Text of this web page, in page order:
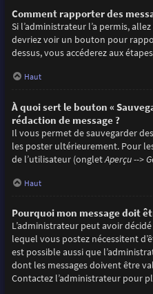
Comment rapporter des
Si l’administrateur l’a permis,
devriez voir un bouton pour
dessus, vous accéderez aux
Haut
À quoi sert le bouton «
rédaction de message ?
Il vous permet de sauvegarder
les poster ultérieurement. Pour
de l’utilisateur (ongletAperçu -->
Haut
Pourquoi mon message doit
L’administrateur peut avoir
lequel vous postez nécessitent
est possible aussi que
dont les messages doivent être
Contactez l’administrateur pour